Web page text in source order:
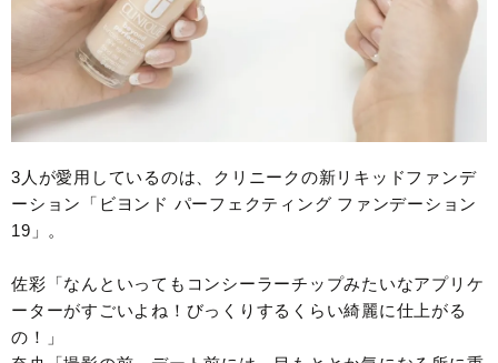
3人が愛用しているのは、クリニークの新リキッドファンデ
ーション「ビヨンド パーフェクティング ファンデーション
19」。
佐彩「なんといってもコンシーラーチップみたいなアプリケ
ーターがすごいよね！びっくりするくらい綺麗に仕上がる
の！」